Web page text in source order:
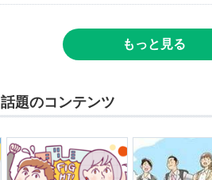
もっと見る
話題のコンテンツ